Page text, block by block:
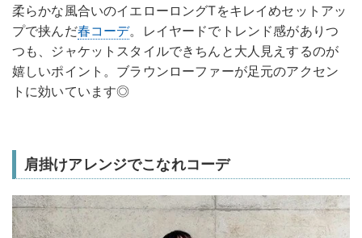
柔らかな風合いのイエローロングTをキレイめセットアッ
プで挟んだ春コーデ。レイヤードでトレンド感がありつ
つも、ジャケットスタイルできちんと大人見えするのが
嬉しいポイント。ブラウンローファーが足元のアクセン
トに効いています◎
肩掛けアレンジでこなれコーデ